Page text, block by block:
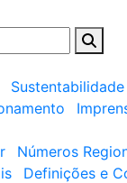
Sustentabilidade
Números
Definições e